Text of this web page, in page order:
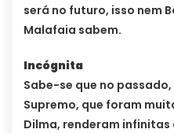
será no futuro, isso nem
Malafaia sabem.
Incógnita
Sabe-se que no
Supremo, que foram
Dilma, renderam